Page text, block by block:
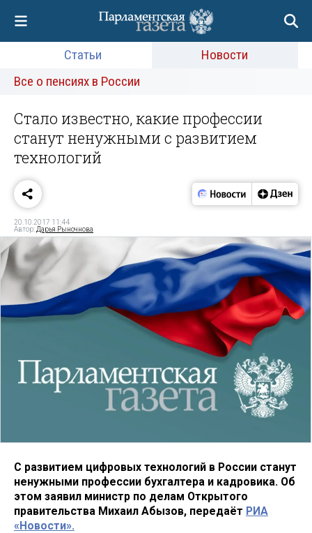
Статьи
Новости
Все о пенсиях в России
Стало известно, какие профессии
станут ненужными с развитием
технологий
20.10.2017 11:44
Автор: Дарья Рыночнова
С развитием цифровых технологий в России станут
ненужными профессии бухгалтера и кадровика. Об
этом заявил министр по делам Открытого
правительства Михаил Абызов, передаёт РИА
«Новости».